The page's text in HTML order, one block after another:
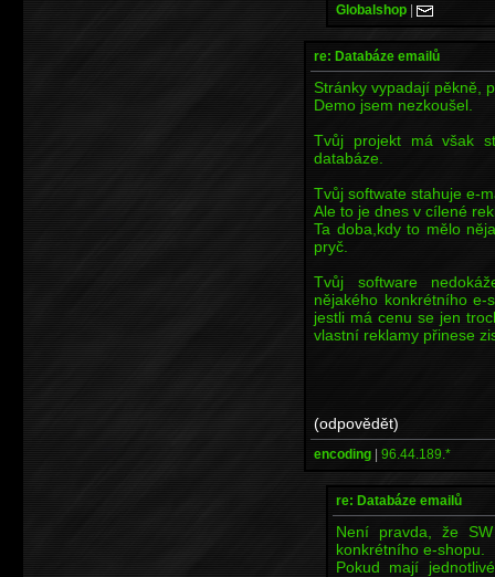
Globalshop |
re: Databáze emailů
Stránky vypadají pěkně,
Demo jsem nezkoušel.
Tvůj projekt má však
databáze.
Tvůj softwate stahuje e-
Ale to je dnes v cílené
Ta doba,kdy to mělo
pryč.
Tvůj software
nějakého konkrétního
jestli má cenu se jen
vlastní reklamy přinese
(odpovědět)
encoding | 96.44.189.*
re: Databáze emailů
Není pravda, že
konkrétního e-shopu.
Pokud mají